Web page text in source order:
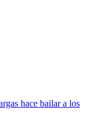
hace bailar a los